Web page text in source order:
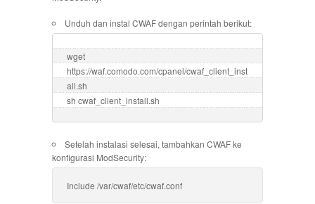
Unduh dan instal CWAF dengan perintah berikut:
wget
https://waf.comodo.com/cpanel/cwaf_client_inst
all.sh
sh cwaf_client_install.sh
Setelah instalasi selesai, tambahkan CWAF ke
konfigurasi ModSecurity:
Include /var/cwaf/etc/cwaf.conf